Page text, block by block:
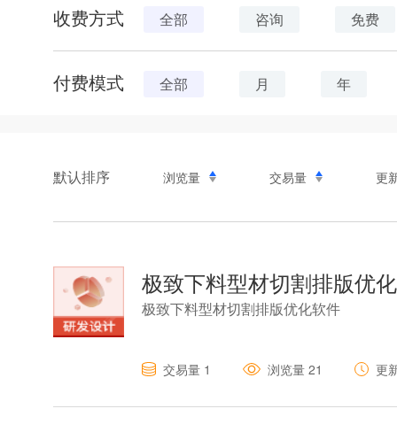
收费方式 全部 咨询 免费
付费模式 全部 月 年
默认排序 浏览量 交易量 更
极致下料型材切割排版优
极致下料型材切割排版优化软件
交易量 1 浏览量 21 更